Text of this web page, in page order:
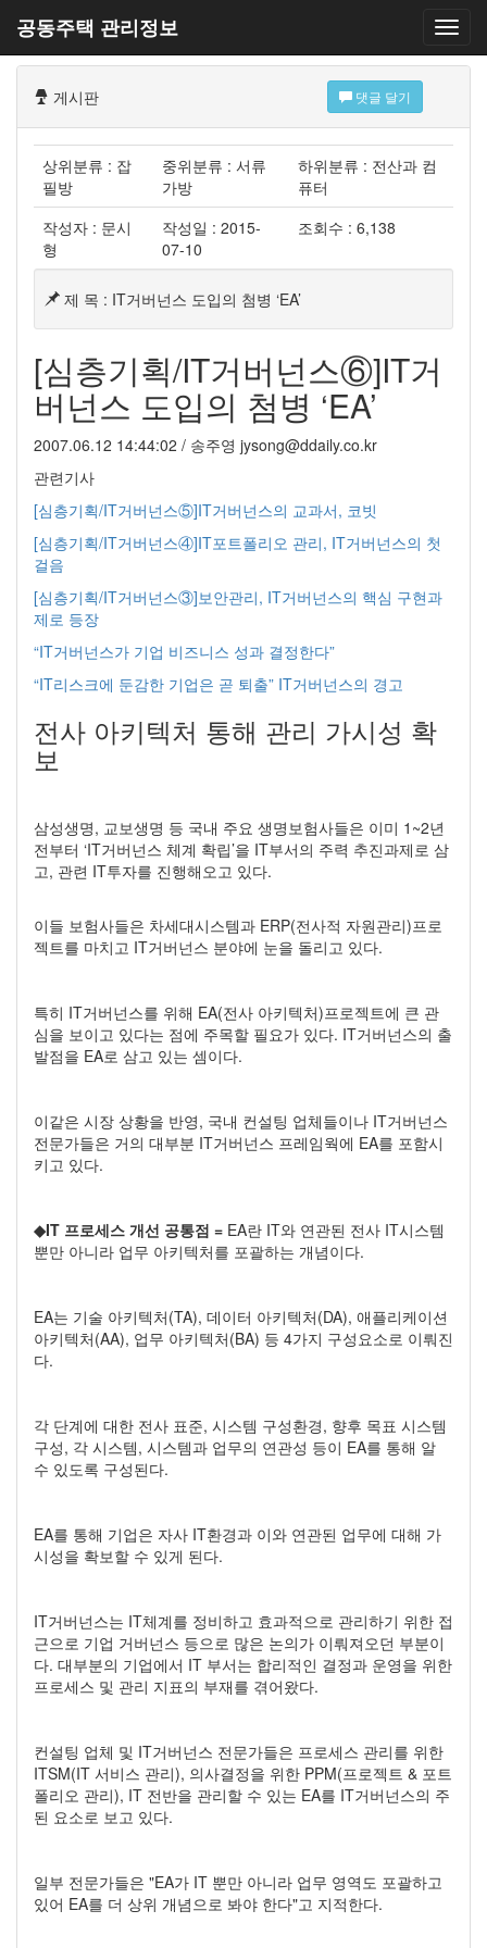
공동주택 관리정보
게시판 댓글 달기
상위분류 : 잡
필방
중위분류 : 서류
가방
하위분류 : 전산과 컴
퓨터
작성자 : 문시
형
작성일 : 2015-
07-10
조회수 : 6,138
제 목 : IT거버넌스 도입의 첨병 ‘EA’
[심층기획/IT거버넌스⑥]IT거
버넌스 도입의 첨병 ‘EA’
2007.06.12 14:44:02 / 송주영 jysong@ddaily.co.kr
관련기사
[심층기획/IT거버넌스⑤]IT거버넌스의 교과서, 코빗
[심층기획/IT거버넌스④]IT포트폴리오 관리, IT거버넌스의 첫
걸음
[심층기획/IT거버넌스③]보안관리, IT거버넌스의 핵심 구현과
제로 등장
“IT거버넌스가 기업 비즈니스 성과 결정한다”
“IT리스크에 둔감한 기업은 곧 퇴출” IT거버넌스의 경고
전사 아키텍처 통해 관리 가시성 확
보
삼성생명, 교보생명 등 국내 주요 생명보험사들은 이미 1~2년
전부터 ‘IT거버넌스 체계 확립’을 IT부서의 주력 추진과제로 삼
고, 관련 IT투자를 진행해오고 있다.
이들 보험사들은 차세대시스템과 ERP(전사적 자원관리)프로
젝트를 마치고 IT거버넌스 분야에 눈을 돌리고 있다.
특히 IT거버넌스를 위해 EA(전사 아키텍처)프로젝트에 큰 관
심을 보이고 있다는 점에 주목할 필요가 있다. IT거버넌스의 출
발점을 EA로 삼고 있는 셈이다.
이같은 시장 상황을 반영, 국내 컨설팅 업체들이나 IT거버넌스
전문가들은 거의 대부분 IT거버넌스 프레임웍에 EA를 포함시
키고 있다.
◆IT 프로세스 개선 공통점 = EA란 IT와 연관된 전사 IT시스템
뿐만 아니라 업무 아키텍처를 포괄하는 개념이다.
EA는 기술 아키텍처(TA), 데이터 아키텍처(DA), 애플리케이션
아키텍처(AA), 업무 아키텍처(BA) 등 4가지 구성요소로 이뤄진
다.
각 단계에 대한 전사 표준, 시스템 구성환경, 향후 목표 시스템
구성, 각 시스템, 시스템과 업무의 연관성 등이 EA를 통해 알
수 있도록 구성된다.
EA를 통해 기업은 자사 IT환경과 이와 연관된 업무에 대해 가
시성을 확보할 수 있게 된다.
IT거버넌스는 IT체계를 정비하고 효과적으로 관리하기 위한 접
근으로 기업 거버넌스 등으로 많은 논의가 이뤄져오던 부분이
다. 대부분의 기업에서 IT 부서는 합리적인 결정과 운영을 위한
프로세스 및 관리 지표의 부재를 겪어왔다.
컨설팅 업체 및 IT거버넌스 전문가들은 프로세스 관리를 위한
ITSM(IT 서비스 관리), 의사결정을 위한 PPM(프로젝트 & 포트
폴리오 관리), IT 전반을 관리할 수 있는 EA를 IT거버넌스의 주
된 요소로 보고 있다.
일부 전문가들은 "EA가 IT 뿐만 아니라 업무 영역도 포괄하고
있어 EA를 더 상위 개념으로 봐야 한다"고 지적한다.